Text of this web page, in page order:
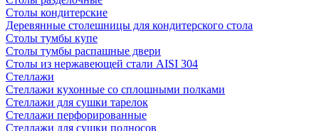
Столы кондитерские
Деревянные столешницы для кондитерского стола
Столы тумбы купе
Столы тумбы распашные двери
Столы из нержавеющей стали AISI 304
Стеллажи
Стеллажи кухонные со сплошными полками
Стеллажи для сушки тарелок
Стеллажи перфорированные
Стеллажи для сушки подносов